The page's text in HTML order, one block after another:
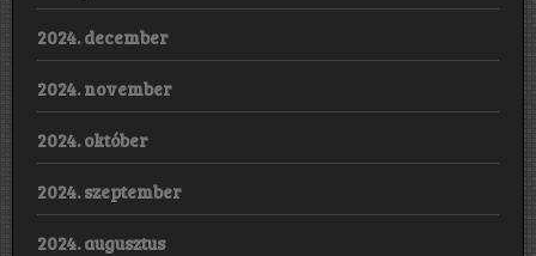
2024. december
2024. november
2024. október
2024. szeptember
2024. augusztus